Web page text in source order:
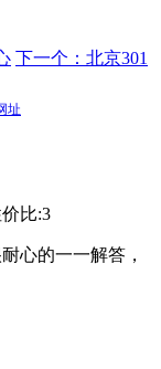
下一个：北京301
址
比:3
心的一一解答，